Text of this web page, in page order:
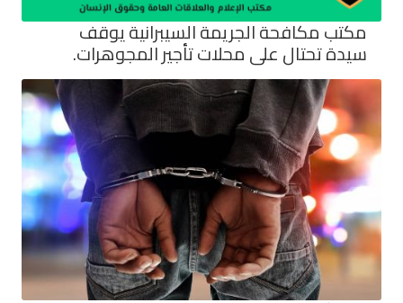
مكتب مكافحة الجريمة السيبرانية يوقف
سيدة تحتال على محلات تأجير المجوهرات.